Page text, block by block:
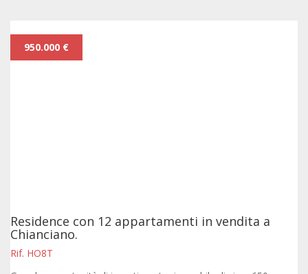
950.000 €
Residence con 12 appartamenti in vendita a
Chianciano.
Rif. HO8T